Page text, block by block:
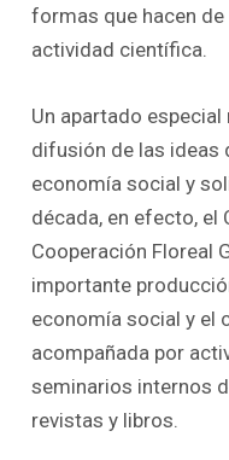
formas que hacen
actividad científica.
Un apartado
difusión de las ideas
economía social y
década, en efecto, el
Cooperación Floreal
importante
economía social y el
acompañada por
seminarios internos
revistas y libros.